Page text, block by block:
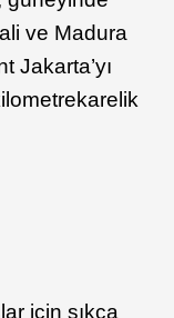
ve Madura
Jakarta’yı
için sıkça